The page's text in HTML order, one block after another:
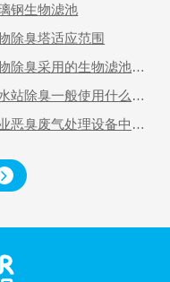
子污染物裂化氧化为
除臭效果大大超过
93)，可处理
二烯、二硫化碳、三甲
定，净化设备无需日常
成本低，无二次污
屠宰厂、畜禽饲料场、
厂、皮革厂、印刷厂、
钢生物滤池
除臭塔适应范围
除臭采用的生物滤池是
站除臭一般使用什么设
恶臭废气处理设备中哪